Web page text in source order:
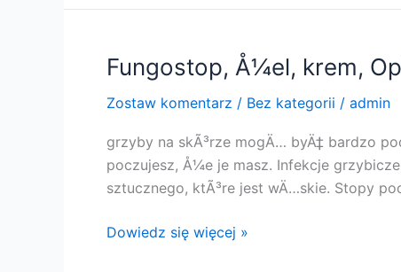
max
Opinie,
DziaÅ‚a,
Cena,
SkÅ‚adniki,
OryginaÅ‚,
Kup
Fungostop, Å¼el, krem,
Zostaw komentarz / Bez kategorii / admin
grzyby na skÃ³rze mogÄ… byÄ‡ bardzo
poczujesz, Å¼e je masz. Infekcje
sztucznego, ktÃ³re jest wÄ…skie. Stopy
Fungostop,
Dowiedz się więcej »